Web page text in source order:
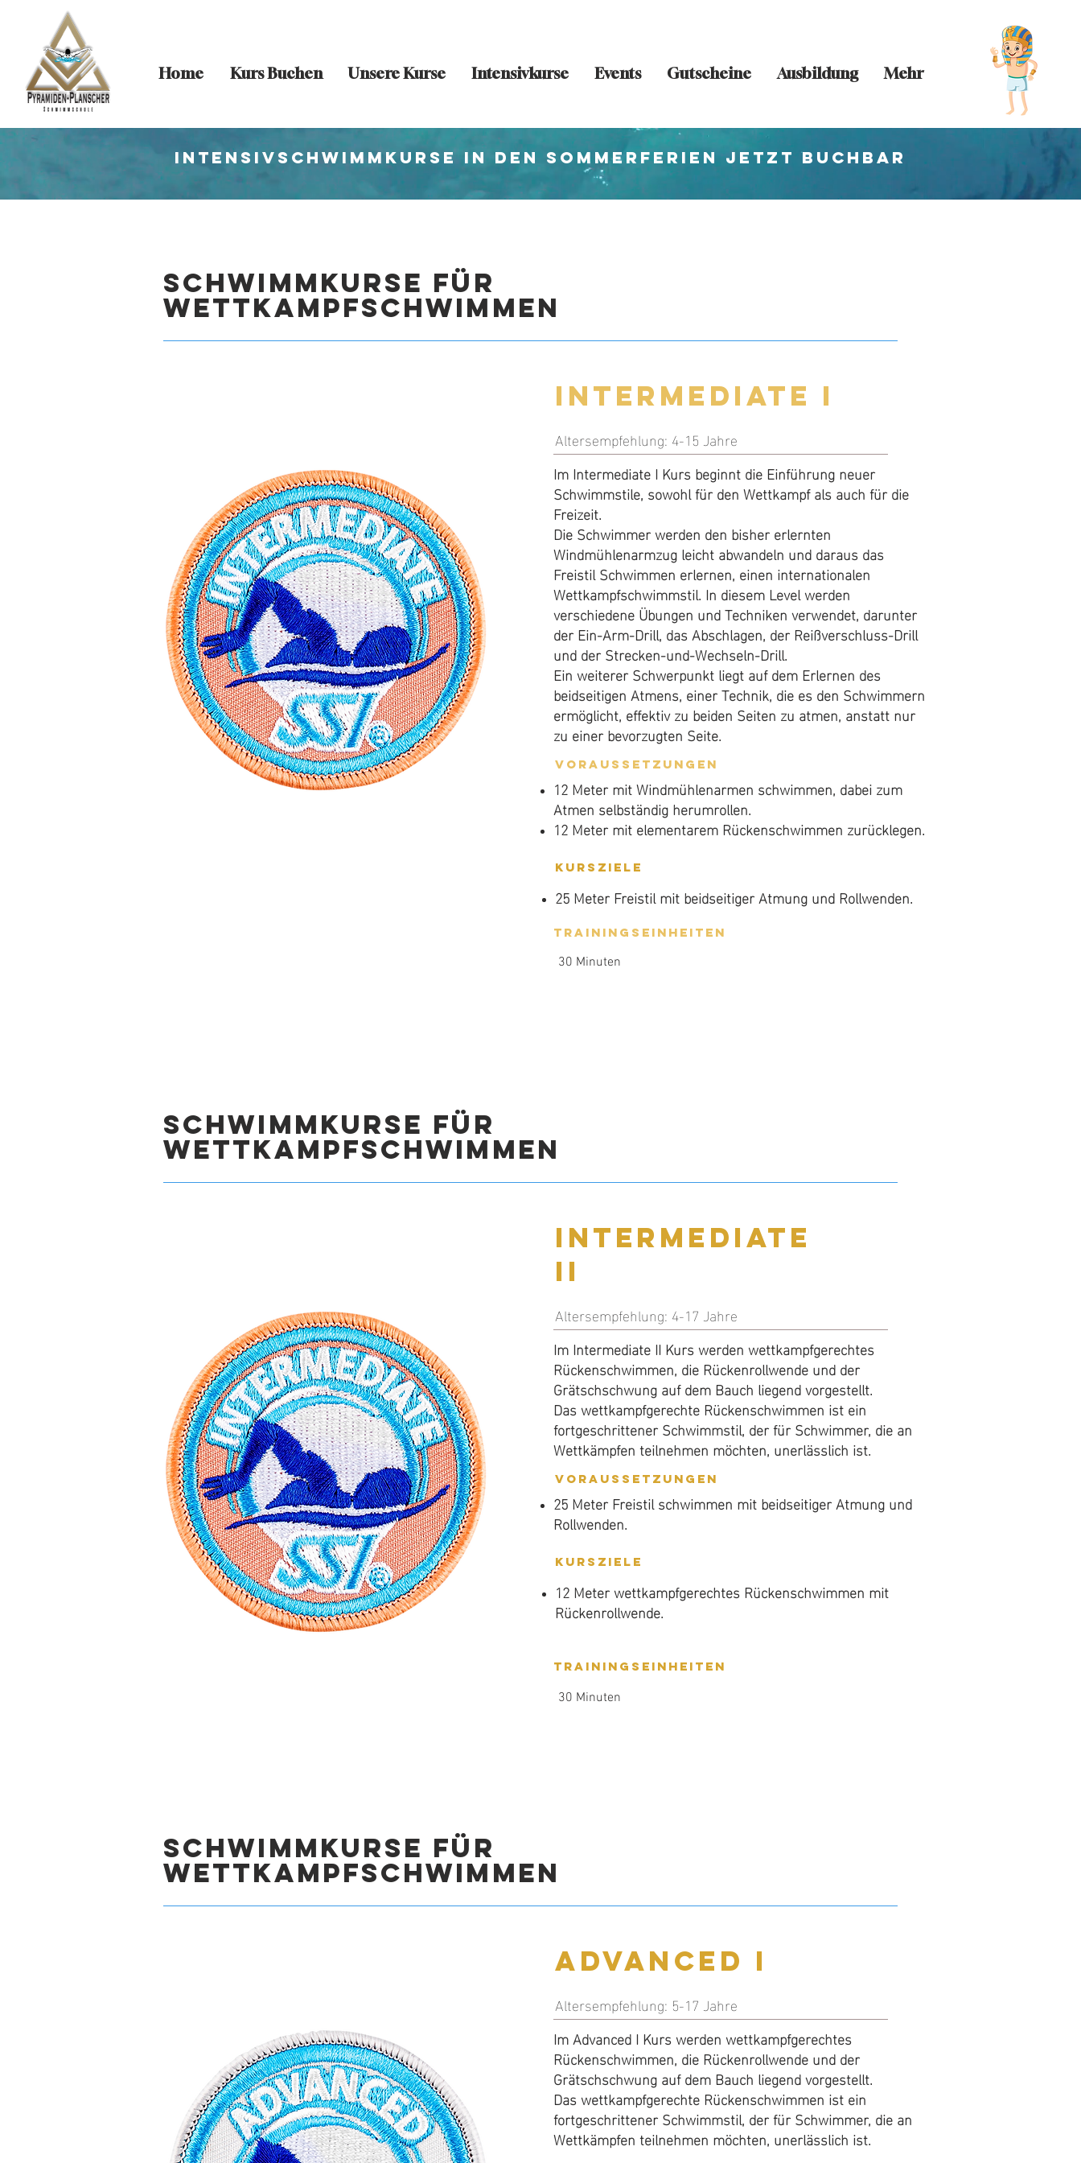
Home Kurs Buchen Unsere Kurse Intensivkurse Events Gutscheine Ausbildung Mehr
Intensivschwimmkurse in den Sommerferien jetzt buchbar
Schwimmkurse für
Wettkampfschwimmen
Intermediate I
Altersempfehlung: 4-15 Jahre
Im Intermediate I Kurs beginnt die Einführung neuer
Schwimmstile, sowohl für den Wettkampf als auch für die
Freizeit.
Die Schwimmer werden den bisher erlernten
Windmühlenarmzug leicht abwandeln und daraus das
Freistil Schwimmen erlernen, einen internationalen
Wettkampfschwimmstil. In diesem Level werden
verschiedene Übungen und Techniken verwendet, darunter
der Ein-Arm-Drill, das Abschlagen, der Reißverschluss-Drill
und der Strecken-und-Wechseln-Drill.
Ein weiterer Schwerpunkt liegt auf dem Erlernen des
beidseitigen Atmens, einer Technik, die es den Schwimmern
ermöglicht, effektiv zu beiden Seiten zu atmen, anstatt nur
zu einer bevorzugten Seite.
Voraussetzungen
12 Meter mit Windmühlenarmen schwimmen, dabei zum
Atmen selbständig herumrollen.
12 Meter mit elementarem Rückenschwimmen zurücklegen.
Kursziele
25 Meter Freistil mit beidseitiger Atmung und Rollwenden.
Trainingseinheiten
30 Minuten
Schwimmkurse für
Wettkampfschwimmen
Intermediate
II
Altersempfehlung: 4-17 Jahre
In Intermediate II werden wettkampfgerechtes
Rückenschwimmen, die Rückenrollwende und der
Grätschschwung auf dem Bauch liegend vorgestellt.
Das wettkampfgerechte Rückenschwimmen ist ein
fortgeschrittener Schwimmstil, der zwingend beherrscht
werden muss, wenn die Schwimmer an
Schwimmwettkämpfen teilnehmen möchten.
Voraussetzungen
25 Meter Freistil schwimmen mit beidseitiger Atmung und
12 Meter wettkampfgerechtes Rückenschwimmen mit
Intermediate
II
Altersempfehlung: 4-17 Jahre
Im Intermediate II Kurs werden wettkampfgerechtes
Rückenschwimmen, die Rückenrollwende und der
Grätschschwung auf dem Bauch liegend vorgestellt.
Das wettkampfgerechte Rückenschwimmen ist ein
fortgeschrittener Schwimmstil, der für Schwimmer, die an
Wettkämpfen teilnehmen möchten, unerlässlich ist.
Voraussetzungen
25 Meter Freistil schwimmen mit beidseitiger Atmung und
Rollwenden.
Kursziele
12 Meter wettkampfgerechtes Rückenschwimmen mit
Rückenrollwende.
Trainingseinheiten
30 Minuten
Schwimmkurse für
Wettkampfschwimmen
Intermediate
II
Altersempfehlung: 4-17 Jahre
In Intermediate II werden wettkampfgerechtes
Rückenschwimmen, die Rückenrollwende und der
Grätschschwung auf dem Bauch liegend vorgestellt.
Das wettkampfgerechte Rückenschwimmen ist ein
fortgeschrittener Schwimmstil, der zwingend beherrscht
Advanced I
Altersempfehlung: 5-17 Jahre
Im Advanced I Kurs werden wettkampfgerechtes
Rückenschwimmen, die Rückenrollwende und der
Grätschschwung auf dem Bauch liegend vorgestellt.
Das wettkampfgerechte Rückenschwimmen ist ein
fortgeschrittener Schwimmstil, der für Schwimmer, die an
Wettkämpfen teilnehmen möchten, unerlässlich ist.